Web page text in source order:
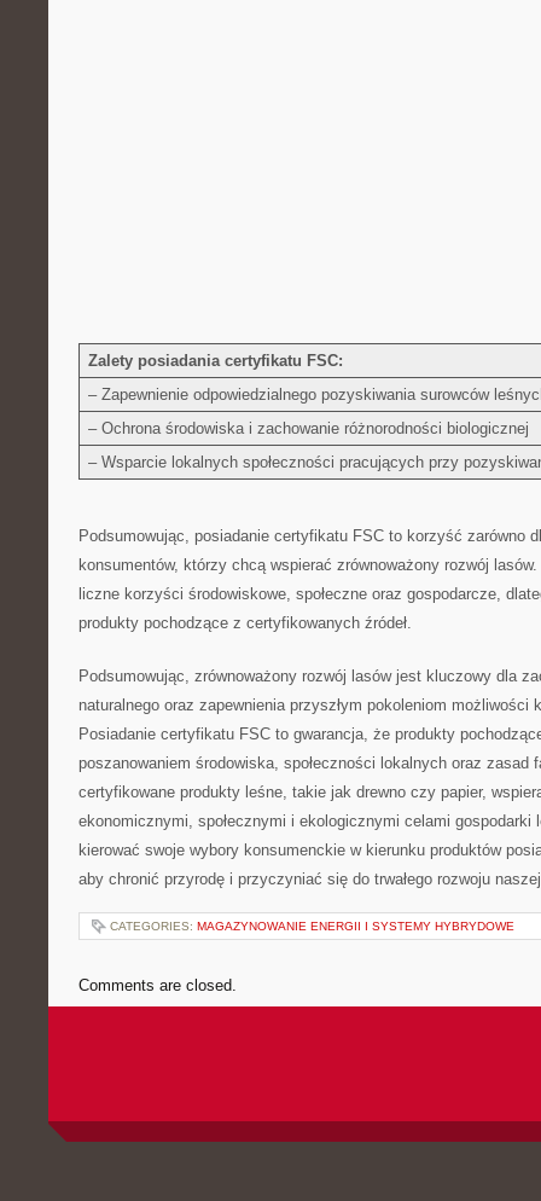
Zalety posiadania ‌certyfikatu ‌FSC:
– Zapewnienie odpowiedzialnego pozyskiwania surowców
– Ochrona środowiska i ‍zachowanie różnorodności‍ biologicznej
– Wsparcie lokalnych⁢ społeczności pracujących⁣ przy
Podsumowując, posiadanie certyfikatu ⁢FSC to korzyść zarówno
konsumentów, którzy chcą wspierać zrównoważony rozwój
liczne korzyści środowiskowe, społeczne oraz gospodarcze,
produkty pochodzące z certyfikowanych źródeł.
Podsumowując, zrównoważony rozwój lasów jest kluczowy dla
naturalnego oraz zapewnienia przyszłym pokoleniom możliwości
Posiadanie certyfikatu FSC to gwarancja, że produkty
poszanowaniem środowiska, ⁣społeczności lokalnych oraz zasad
certyfikowane produkty leśne, takie jak drewno⁣ czy⁢ papier,
ekonomicznymi, społecznymi i ekologicznymi celami gospodarki
kierować swoje wybory konsumenckie w kierunku produktów
aby chronić przyrodę i przyczyniać się do ‍trwałego rozwoju
CATEGORIES: MAGAZYNOWANIE ENERGII I SYSTEMY HYBRYDOWE
Comments are closed.